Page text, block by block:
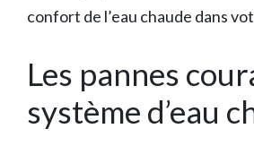
confort de l’eau chaude dans
Les pannes
système d’eau